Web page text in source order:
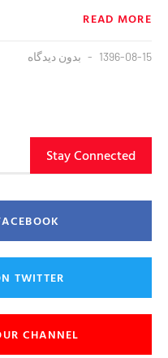
READ MORE
1396-08-15 بدون دیدگاه
Stay Connected
TWITTER
CHANNEL